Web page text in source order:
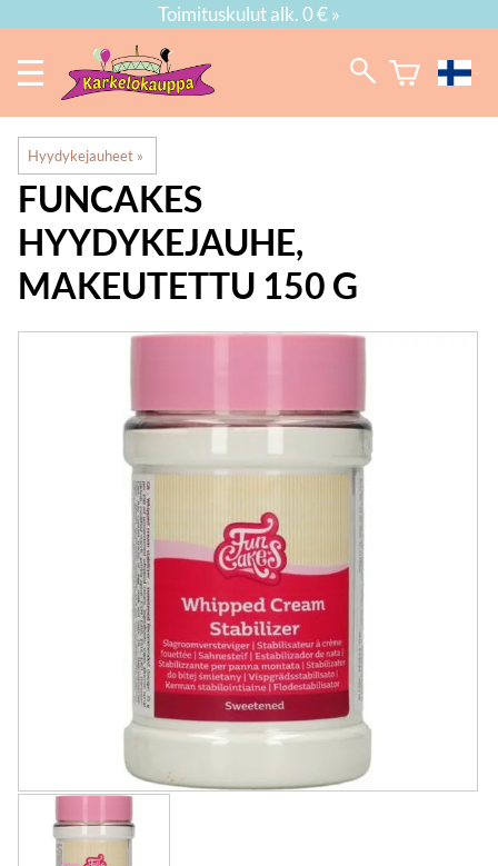
Toimituskulut alk. 0 € »
Hyydykejauheet ‪»
FUNCAKES
HYYDYKEJAUHE,
MAKEUTETTU 150 G